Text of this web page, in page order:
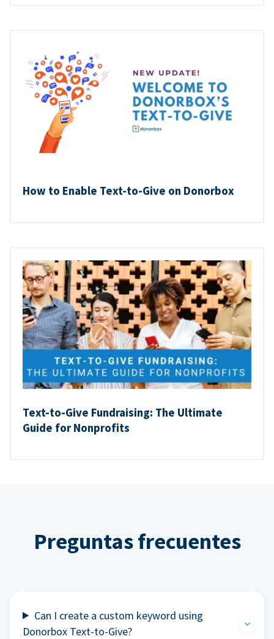
How to Enable Text-to-Give on Donorbox
Text-to-Give Fundraising: The Ultimate
Guide for Nonprofits
Preguntas frecuentes
Can I create a custom keyword using
Donorbox Text-to-Give?